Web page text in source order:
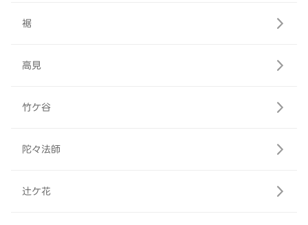
裾
高見
竹ケ谷
陀々法師
辻ケ花